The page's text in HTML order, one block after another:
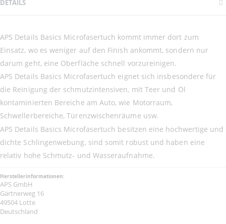
DETAILS
APS Details Basics Microfasertuch kommt immer dort zum
Einsatz, wo es weniger auf den Finish ankommt, sondern nur
darum geht, eine Oberfläche schnell vorzureinigen.
APS Details Basics Microfasertuch eignet sich insbesondere für
die Reinigung der schmutzintensiven, mit Teer und Öl
kontaminierten Bereiche am Auto, wie Motorraum,
Schwellerbereiche, Türenzwischenräume usw.
APS Details Basics Microfasertuch besitzen eine hochwertige und
dichte Schlingenwebung, sind somit robust und haben eine
relativ hohe Schmutz- und Wasseraufnahme.
Herstellerinformationen:
APS GmbH
Gärtnerweg 16
49504 Lotte
Deutschland